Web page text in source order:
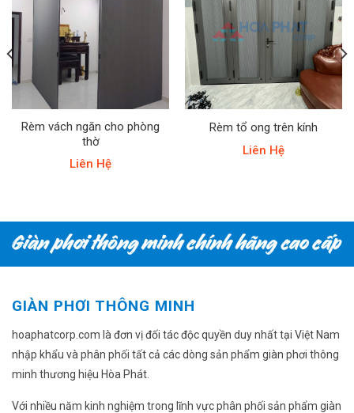
Rèm vách ngăn cho phòng
thờ
Liên Hệ
Rèm tổ ong trên kính
Liên Hệ
GIÀN PHƠI THÔNG MINH
hoaphatcorp.com là đơn vị đối tác độc quyền duy nhất tại Việt Nam
nhập khẩu và phân phối tất cả các dòng sản phẩm giàn phơi thông
minh thương hiệu Hòa Phát.
Với nhiều năm kinh nghiệm trong lĩnh vực phân phối sản phẩm giàn